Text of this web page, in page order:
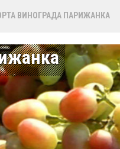
ВИНОГРАДА ПАРИЖАНКА